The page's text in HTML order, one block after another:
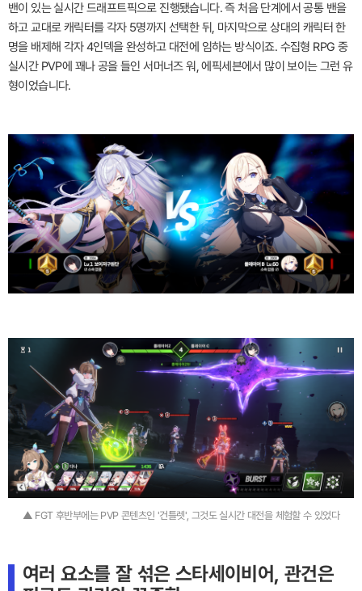
밴이 있는 실시간 드래프트픽으로 진행됐습니다. 즉 처음 단계에서 공통 밴을
하고 교대로 캐릭터를 각자 5명까지 선택한 뒤, 마지막으로 상대의 캐릭터 한
명을 배제해 각자 4인덱을 완성하고 대전에 임하는 방식이죠. 수집형 RPG 중
실시간 PVP에 꽤나 공을 들인 서머너즈 워, 에픽세븐에서 많이 보이는 그런 유
형이었습니다.
▲ FGT 후반부에는 PVP 콘텐츠인 '건틀렛', 그것도 실시간 대전을 체험할 수 있었다
여러 요소를 잘 섞은 스타세이비어, 관건은